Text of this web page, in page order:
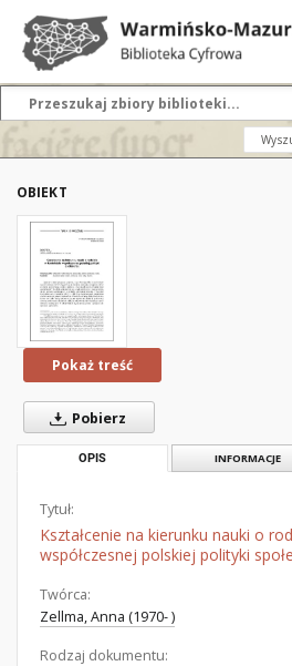
OBIEKT
Pokaż treść
Pobierz
OPIS INFORMACJE
Tytuł:
Kształcenie na kierunku nauki o
współczesnej polskiej polityki
Twórca:
Zellma, Anna (1970- )
Rodzaj dokumentu: